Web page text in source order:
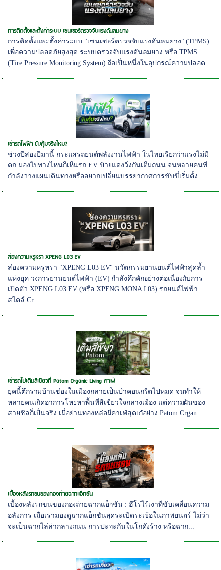
การติดตั้งและตั้งค่าระบบ เซนเซอร์ตรวจจับแรงดันลมยาง
การติดตั้งและตั้งค่าระบบ "เซนเซอร์ตรวจจับแรงดันลมยาง" (TPMS)
เพื่อความปลอดภัยสูงสุด ระบบตรวจจับแรงดันลมยาง หรือ TPMS
(Tire Pressure Monitoring System) ถือเป็นหนึ่งในอุปกรณ์ความปลอด...
เช่ารถไฟฟ้า ขับคุ้มจริงไหม?
ช่วงปีสองปีมานี้ กระแสรถยนต์พลังงานไฟฟ้า ในไทยเรียกว่าแรงไม่มี
ตก มองไปทางไหนก็เห็นรถ EV ป้ายแดงวิ่งกันเต็มถนน จนหลายคนที่
กำลังวางแผนเดินทางหรืออยากเปลี่ยนบรรยากาศการขับขี่เริ่มตั้ง...
ส่องความหรูหรา XPENG L03 EV
ส่องความหรูหรา "XPENG L03 EV" นวัตกรรมยานยนต์ไฟฟ้าสุดล้ำ
แห่งยุค วงการยานยนต์ไฟฟ้า (EV) กำลังคึกคักอย่างต่อเนื่องกับการ
เปิดตัว XPENG L03 EV (หรือ XPENG MONA L03) รถยนต์ไฟฟ้า
สไตล์ Cr...
เช่ารถไปเติมสีเขียวที่ Patom Organic Living คาเฟ่
ยุคนี้ตึกรามบ้านช่องในเมืองกลายเป็นป่าคอนกรีตไปหมด จนทำให้
หลายคนเกิดอาการโหยหาพื้นที่สีเขียวใจกลางเมือง แต่ความฝันของ
สายชิลก็เป็นจริง เมื่อย่านทองหล่อมีคาเฟ่สุดเก๋อย่าง Patom Organ...
เบื้องหลังรถขนของกองถ่ายฉากแอ็กชัน
เบื้องหลังรถขนของกองถ่ายฉากแอ็กชัน : ฮีโร่ไร้เงาที่ขับเคลื่อนความ
อลังการ เมื่อเรามองดูฉากแอ็กชันสุดระเบิดระเบ้อในภาพยนตร์ ไม่ว่า
จะเป็นฉากไล่ล่ากลางถนน การปะทะกันในโกดังร้าง หรือฉาก...